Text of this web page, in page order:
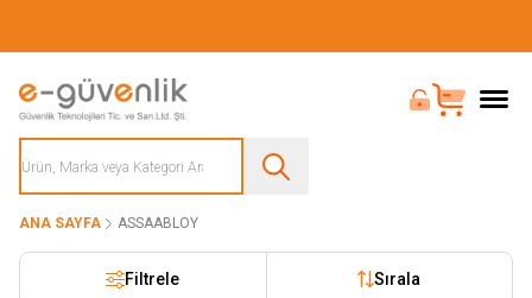
Bayi Girişi
Sepet
ANA SAYFA ASSAABLOY
Filtrele Sırala